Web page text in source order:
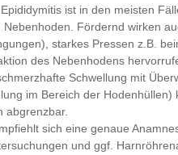
ist in den meisten
Nebenhoden. Fördernd wirken
starkes Pressen z.B.
des Nebenhodens
Schwellung mit
im Bereich der
abgrenzbar.
sich eine genaue
und ggf.